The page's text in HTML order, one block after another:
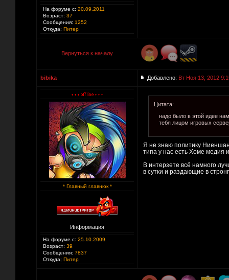
На форуме с: 20.09.2011
Возраст: 37
Сообщения: 1252
Откуда: Питер
Вернуться к началу
bibika Добавлено: Вт Ноя 13, 2012
* Главный главнюк *
Информация
На форуме с: 25.10.2009
Возраст: 39
Сообщения: 7837
Откуда: Питер
Цитата:
надо было в этой идее
тебя лицом игровых
Я не знаю политику
типа у нас есть Хоме медия
В интерзете всё намного
в сутки и раздающие в